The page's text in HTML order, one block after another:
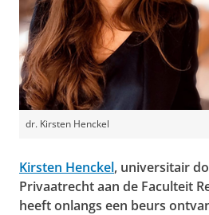
dr. Kirsten Henckel
Kirsten Henckel, universitair
Privaatrecht aan de Faculteit
heeft onlangs een beurs